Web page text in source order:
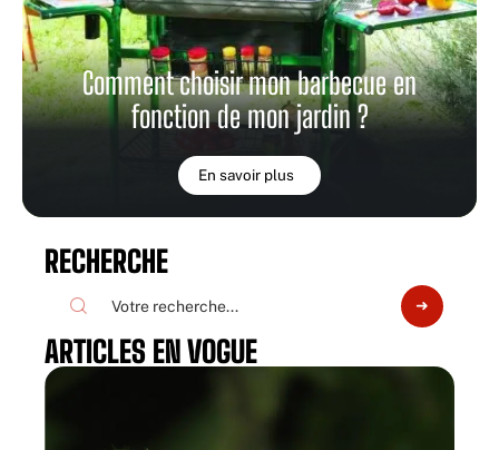
Comment choisir mon barbecue en
fonction de mon jardin ?
En savoir plus
RECHERCHE
ARTICLES EN VOGUE